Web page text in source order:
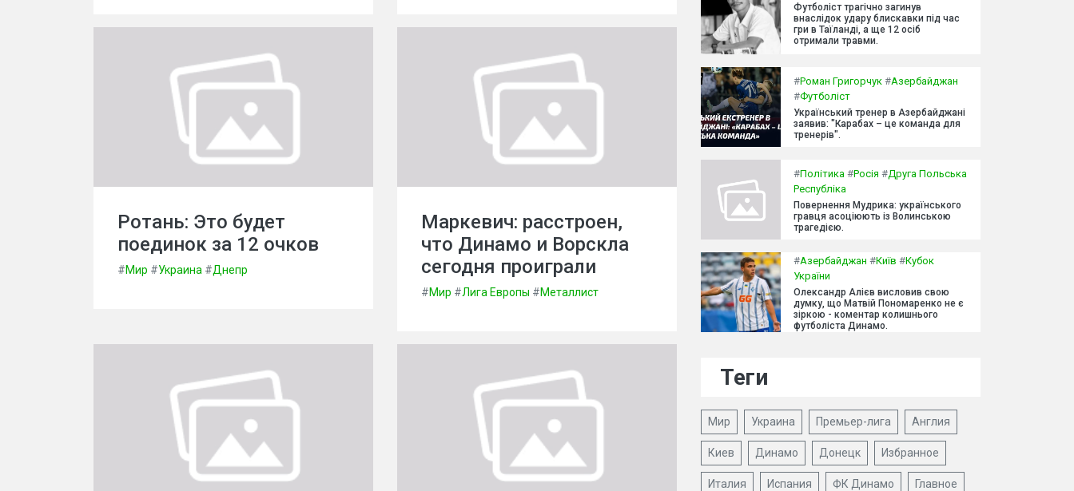
Ротань: Это будет
поединок за 12 очков
#Мир #Украина #Днепр
Маркевич: расстроен,
что Динамо и Ворскла
сегодня проиграли
#Мир #Лига Европы #Металлист
Футболіст трагічно загинув
внаслідок удару блискавки під час
гри в Таїланді, а ще 12 осіб
отримали травми.
#Роман Григорчук #Азербайджан
#Футболіст
Український тренер в Азербайджані
заявив: "Карабах – це команда для
тренерів".
#Політика #Росія #Друга Польська
Республіка
Повернення Мудрика: українського
гравця асоціюють із Волинською
трагедією.
#Азербайджан #Київ #Кубок
України
Олександр Алієв висловив свою
думку, що Матвій Пономаренко не є
зіркою - коментар колишнього
футболіста Динамо.
Теги
Мир Украина Премьер-лига Англия
Киев Динамо Донецк Избранное
Италия Испания ФК Динамо Главное